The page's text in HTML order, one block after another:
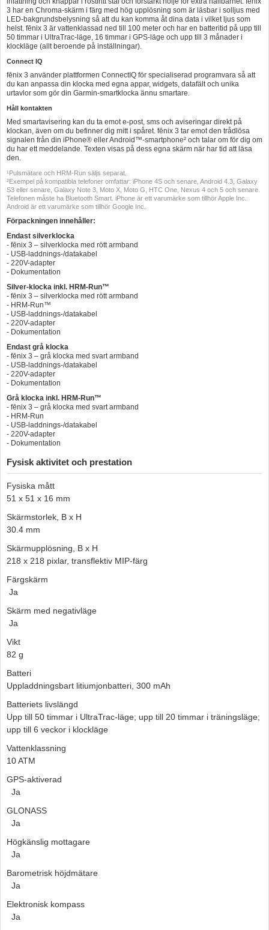
3 har en Chroma-skärm i färg med hög upplösning som är läsbar i solljus med
LED-bakgrundsbelysning så att du kan komma åt dina data i vilket ljus som
helst. fēnix 3 är vattenklassad ned till 100 meter och har en batteritid på upp till
50 timmar i UltraTrac-läge, 16 timmar i GPS-läge och upp till 3 månader i
klockläge (allt beroende på inställningar).
Connect IQ
fēnix 3 använder plattformen ConnectIQ för specialiserad programvara så att
du kan anpassa din klocka med egna appar, widgets, datafält och unika
urtavlor som gör din Garmin-smartklocka ännu smartare.
Håll kontakten
Med smartavisering kan du ta emot e-post, sms och aviseringar direkt på
klockan, även om du befinner dig mitt i spåret. fēnix 3 tar emot den trådlösa
signalen från din iPhone® eller Android™-smartphone² och talar om för dig om
du har ett meddelande. Texten visas på dess egna skärm när har tid att läsa
den.
¹Pulsmätare och HRM-Run säljs separat.
²Exempel på kompatibla telefoner omfattar: iPhone 4S och senare, Android 4.3, Galaxy
S3 eller senare, Galaxy Note 3, Moto X, Moto G, HTC One, Nexus 4 och 5 och senare.
Telefonen måste ha Bluetooth Smart. iPhone är ett varumärke som tillhör Apple Inc.
Android är ett varumärke som tillhör Google Inc.
Förpackningen innehåller:
Endast silverklocka
- fēnix 3 – silverklocka med rött armband
- USB-laddnings-/datakabel
- 220V-adapter
- Dokumentation
Silver-klocka inkl. HRM-Run™
- fēnix 3 – silverklocka med rött armband
- HRM-Run™
- USB-laddnings-/datakabel
- 220V-adapter
- Dokumentation
Endast grå klocka
- fēnix 3 – grå klocka med svart armband
- USB-laddnings-/datakabel
- 220V-adapter
- Dokumentation
Grå klocka inkl. HRM-Run™
- fēnix 3 – grå klocka med svart armband
- HRM-Run
- USB-laddnings-/datakabel
- 220V-adapter
- Dokumentation
Fysisk aktivitet och prestation
Fysiska mått
51 x 51 x 16 mm
Skärmstorlek, B x H
30.4 mm
Skärmupplösning, B x H
218 x 218 pixlar, transflektiv MIP-färg
Färgskärm
Ja
Skärm med negativläge
Ja
Vikt
82 g
Batteri
Uppladdningsbart litiumjonbatteri, 300 mAh
Batteriets livslängd
Upp till 50 timmar i UltraTrac-läge; upp till 20 timmar i träningsläge;
upp till 6 veckor i klockläge
Vattenklassning
10 ATM
GPS-aktiverad
Ja
GLONASS
Ja
Högkänslig mottagare
Ja
Barometrisk höjdmätare
Ja
Elektronisk kompass
Ja